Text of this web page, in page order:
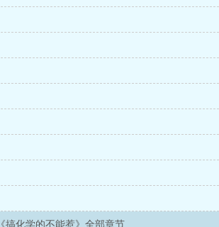
《搞化学的不能惹》全部章节